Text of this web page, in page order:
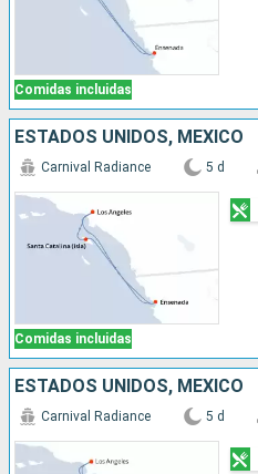
Comidas incluidas
ESTADOS UNIDOS, MÉXICO
Comidas incluidas
Carnival Radiance 5 d
ESTADOS UNIDOS, MÉXICO
Carnival Radiance 5 d